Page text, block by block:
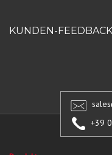
KUNDEN-FEEDBACK
+39